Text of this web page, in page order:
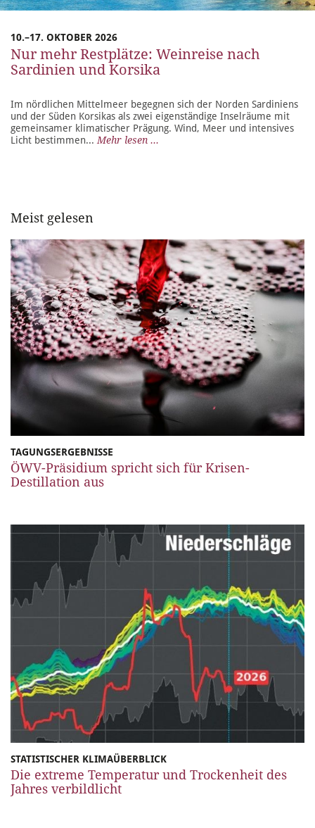
10.–17. OKTOBER 2026
Nur mehr Restplätze: Weinreise nach
Sardinien und Korsika
Im nördlichen Mittelmeer begegnen sich der Norden Sardiniens
und der Süden Korsikas als zwei eigenständige Inselräume mit
gemeinsamer klimatischer Prägung. Wind, Meer und intensives
Licht bestimmen... Mehr lesen ...
Meist gelesen
TAGUNGSERGEBNISSE
ÖWV-Präsidium spricht sich für Krisen-
Destillation aus
STATISTISCHER KLIMAÜBERBLICK
Die extreme Temperatur und Trockenheit des
Jahres verbildlicht